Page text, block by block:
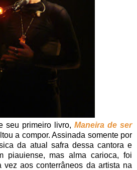
seu primeiro livro, Maneira de ser
a compor. Assinada somente por
da atual safra dessa cantora e
piauiense, mas alma carioca, foi
vez aos conterrâneos da artista na